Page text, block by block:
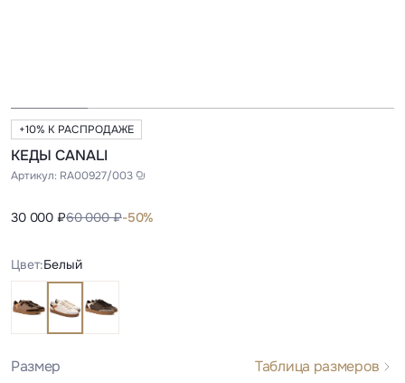
+10% К РАСПРОДАЖЕ
КЕДЫ CANALI
Артикул: RA00927/003
30 000 ₽60 000 ₽-50%
Цвет:Белый
Размер Таблица размеров